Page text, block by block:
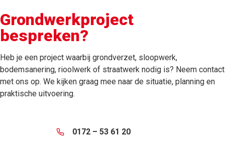
Grondwerkproject
bespreken?
Heb je een project waarbij grondverzet, sloopwerk,
bodemsanering, rioolwerk of straatwerk nodig is? Neem contact
met ons op. We kijken graag mee naar de situatie, planning en
praktische uitvoering.
0172 – 53 61 20